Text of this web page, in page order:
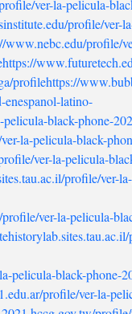
ver-la-pelicula-
profile/ver-
www.nebc.edu/profile/
https://
profilehttps://
latino-
black-phone-
la-pelicula-black-
ver-la-pelicula-
profile/ver-
ver-la-pelicula-
pelicula-black-phone-
profile/ver-la-